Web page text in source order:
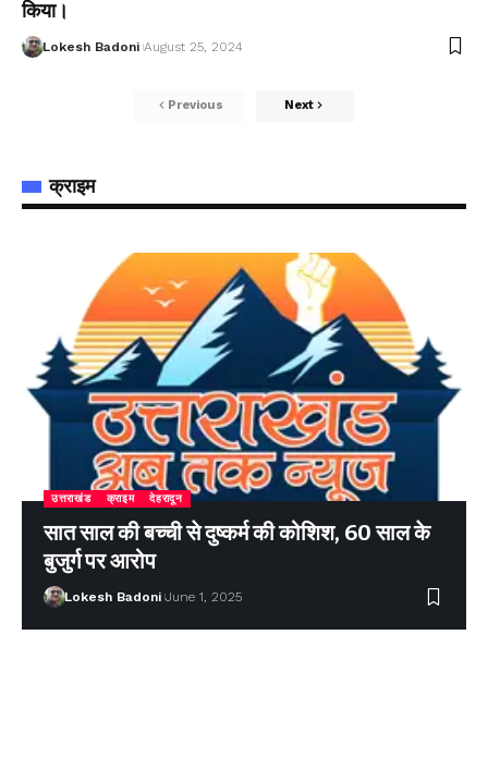
किया।
Lokesh Badoni August 25, 2024
Previous Next
क्राइम
उत्तराखंड क्राइम देहरादून
सात साल की बच्ची से दुष्कर्म की कोशिश, 60 साल के
बुजुर्ग पर आरोप
Lokesh Badoni June 1, 2025